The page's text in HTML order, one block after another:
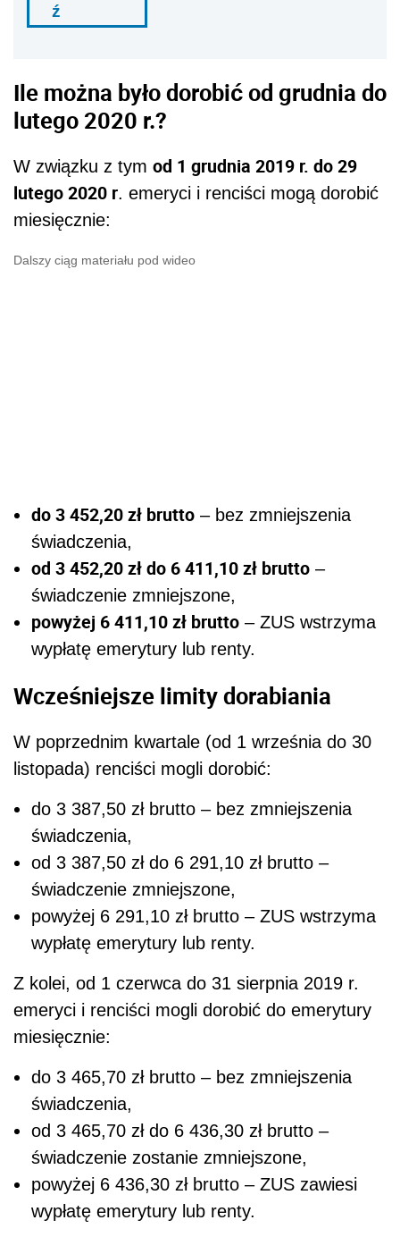
ź
Ile można było dorobić od grudnia do
lutego 2020 r.?
W związku z tym od 1 grudnia 2019 r. do 29
lutego 2020 r. emeryci i renciści mogą dorobić
miesięcznie:
Dalszy ciąg materiału pod wideo
do 3 452,20 zł brutto – bez zmniejszenia
świadczenia,
od 3 452,20 zł do 6 411,10 zł brutto –
świadczenie zmniejszone,
powyżej 6 411,10 zł brutto – ZUS wstrzyma
wypłatę emerytury lub renty.
Wcześniejsze limity dorabiania
W poprzednim kwartale (od 1 września do 30
listopada) renciści mogli dorobić:
do 3 387,50 zł brutto – bez zmniejszenia
świadczenia,
od 3 387,50 zł do 6 291,10 złbrutto –
świadczenie zmniejszone,
powyżej 6 291,10 złbrutto – ZUS wstrzyma
wypłatę emerytury lub renty.
Z kolei, od 1 czerwca do 31 sierpnia 2019 r.
emeryci i renciści mogli dorobić do emerytury
miesięcznie:
do 3 465,70 zł brutto – bez zmniejszenia
świadczenia,
od 3 465,70 zł do 6 436,30 zł brutto –
świadczenie zostanie zmniejszone,
powyżej 6 436,30 zł brutto – ZUS zawiesi
wypłatę emerytury lub renty.